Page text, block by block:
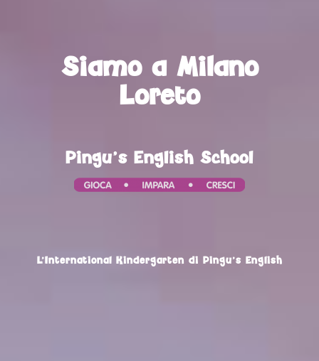
Siamo a Milano
Loreto
Pingu’s English School
L’International Kindergarten di Pingu’s English